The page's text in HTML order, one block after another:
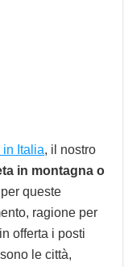
in Italia, il nostro
in montagna o
queste
ragione per
offerta i posti
le città,